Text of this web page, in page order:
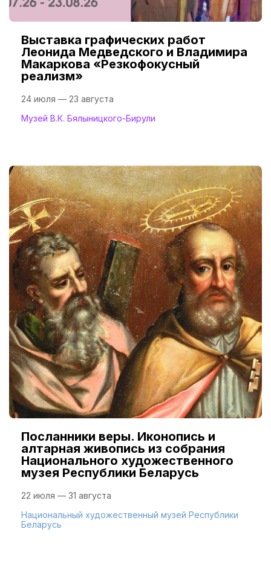
Выставка графических работ
Леонида Медведского и Владимира
Макаркова «Резкофокусный
реализм»
24 июля — 23 августа
Музей В.К. Бялыницкого-Бирули
Посланники веры. Иконопись и
алтарная живопись из собрания
Национального художественного
музея Республики Беларусь
22 июля — 31 августа
Национальный художественный музей Республики
Беларусь